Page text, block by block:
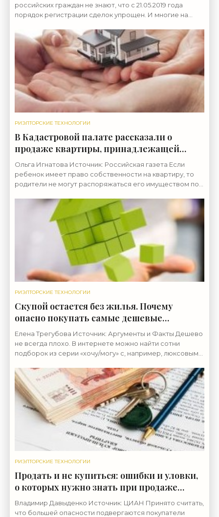
российских граждан не знают, что с 21.05.2019 года
порядок регистрации сделок упрощен. И многие на
чтобы
РИЭЛТОРСКИЕ ТЕХНОЛОГИИ
В Кадастровой палате рассказали о
продаже квартиры, принадлежащей
ребенку - «Риэлторские технологии»
Ольга Игнатова Источник: Российская газета Если
ребенок имеет право собственности на квартиру, то
родители не могут распоряжаться его имуществом по
РИЭЛТОРСКИЕ ТЕХНОЛОГИИ
Скупой остается без жилья. Почему
опасно покупать самые дешевые
квартиры - «Риэлторские технологии»
Елена Трегубова Источник: Аргументы и Факты Дешево
не всегда плохо. В интернете можно найти сотни
подборок из серии «хочу/могу» с, например, люксовыми
РИЭЛТОРСКИЕ ТЕХНОЛОГИИ
Продать и не купиться: ошибки и уловки,
о которых нужно знать при продаже
квартиры - «Риэлторские технологии»
Владимир Давыденко Источник: ЦИАН Принято считать,
что большей опасности подвергаются покупатели